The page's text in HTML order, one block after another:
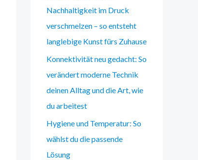
Nachhaltigkeit im Druck
verschmelzen – so entsteht
langlebige Kunst fürs Zuhause
Konnektivität neu gedacht: So
verändert moderne Technik
deinen Alltag und die Art, wie
du arbeitest
Hygiene und Temperatur: So
wählst du die passende
Lösung